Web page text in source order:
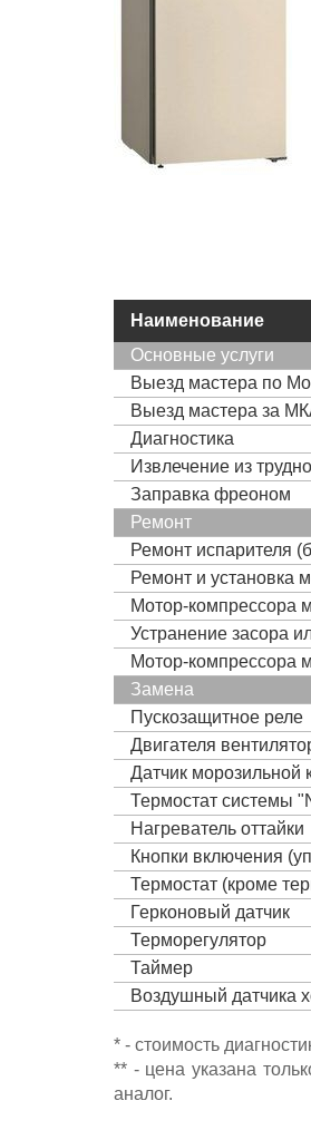
Наименование
Основные услуги
Выезд мастера по
Выезд мастера за
Диагностика
Извлечение из
Заправка фреоном
Ремонт
Ремонт испарителя
Ремонт и установка
Мотор-компрессора
Устранение засора
Мотор-компрессора
Замена
Пускозащитное реле
Двигателя
Датчик морозильной
Термостат системы
Нагреватель оттайки
Кнопки включения
Термостат (кроме
Герконовый датчик
Терморегулятор
Таймер
Воздушный датчика
* - стоимость
** - цена указана
аналог.